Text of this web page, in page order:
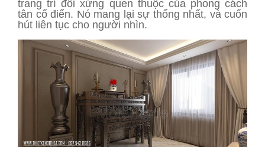
trang trí đối xứng quen thuộc của phong cách
tân cổ điển. Nó mang lại sự thống nhất, và cuốn
hút liên tục cho người nhìn.